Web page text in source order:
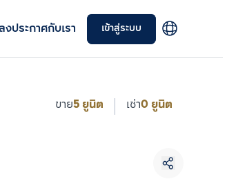
งประกาศกับเรา เข้าสู่ระบบ
ขาย5 ยูนิต เช่า0 ยูนิต